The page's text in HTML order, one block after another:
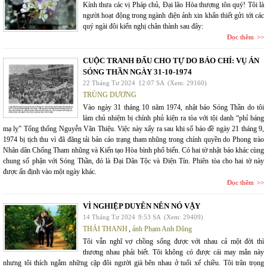
Kính thưa các vị Pháp chủ, Đại lão Hòa thượng tôn quý! Tôi là
người hoạt động trong ngành điện ảnh xin khẩn thiết gửi tới các
quý ngài đôi kiến nghị chân thành sau đây:
Đọc thêm
CUỘC TRANH ĐẤU CHO TỰ DO BÁO CHÍ: VỤ ÁN
SÓNG THẦN NGÀY 31-10-1974
22 Tháng Tư 2024 12:07 SA (Xem: 29160)
TRÙNG DƯƠNG
Vào ngày 31 tháng 10 năm 1974, nhật báo Sóng Thần do tôi
làm chủ nhiệm bị chính phủ kiện ra tòa với tội danh “phỉ báng
mạ lỵ” Tổng thống Nguyễn Văn Thiệu. Việc này xẩy ra sau khi số báo đề ngày 21 tháng 9,
1974 bị tịch thu vì đã đăng tải bản cáo trạng tham nhũng trong chính quyền do Phong trào
Nhân dân Chống Tham nhũng và Kiến tạo Hòa bình phổ biến. Có hai tờ nhật báo khác cùng
chung số phận với Sóng Thần, đó là Đại Dân Tộc và Điện Tín. Phiên tòa cho hai tờ này
được ấn định vào một ngày khác.
Đọc thêm
VÌ NGHIỆP DUYÊN NÊN NÓ VẬY
14 Tháng Tư 2024 9:53 SA (Xem: 29409)
THÁI THANH, ảnh Phạm Anh Dũng
Tôi vẫn nghĩ vợ chồng sống được với nhau cả một đời thì
thương nhau phải biết. Tôi không có được cái may mắn này
nhưng tôi thích ngắm những cặp đôi người già bên nhau ở tuổi xế chiều. Tôi trân trọng